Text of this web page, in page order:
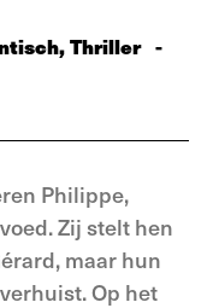
Thriller -
Philippe,
Zij stelt hen
maar hun
Op het